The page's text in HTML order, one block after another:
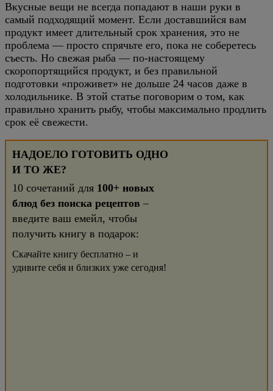
Вкусные вещи не всегда попадают в наши руки в
самый подходящий момент. Если доставшийся вам
продукт имеет длительный срок хранения, это не
проблема — просто спрячьте его, пока не соберетесь
съесть. Но свежая рыба — по-настоящему
скоропортящийся продукт, и без правильной
подготовки «проживет» не дольше 24 часов даже в
холодильнике. В этой статье поговорим о том, как
правильно хранить рыбу, чтобы максимально продлить
срок её свежести.
НАДОЕЛО ГОТОВИТЬ ОДНО
И ТО ЖЕ?
10 сочетаний для 100+ новых
блюд без поиска рецептов –
введите ваш емейл, чтобы
получить книгу в подарок:
Скачайте книгу бесплатно – и
удивите себя и близких уже сегодня!